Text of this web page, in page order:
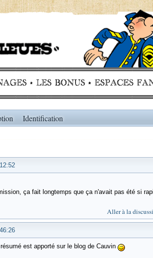
Identification
ça fait longtemps que ça n'avait pas été si
Aller à la
est apporté sur le blog de Cauvin